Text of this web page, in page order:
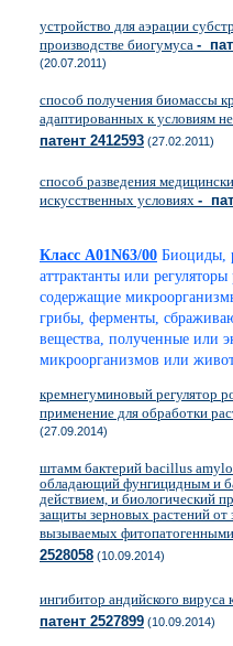
устройство для аэрации
производстве биогумуса -
(20.07.2011)
способ получения биомассы
адаптированных к условиям
патент 2412593 (27.02.2011)
способ разведения
искусственных условиях -
Класс A01N63/00 Биоциды,
аттрактанты или регуляторы
содержащие
грибы, ферменты,
вещества, полученные или
микроорганизмов или
кремнегуминовый регулятор
применение для обработки
(27.09.2014)
штамм бактерий bacillus
обладающий фунгицидным и
действием, и биологический
защиты зерновых растений от
вызываемых
2528058 (10.09.2014)
ингибитор андийского вируса
патент 2527899 (10.09.2014)